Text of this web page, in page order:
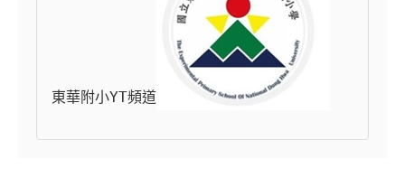
東華附小YT頻道